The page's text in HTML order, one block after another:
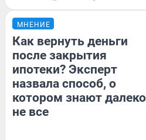
МНЕНИЕ
Как вернуть деньги
после закрытия
ипотеки? Эксперт
назвала способ, о
котором знают далеко
не все